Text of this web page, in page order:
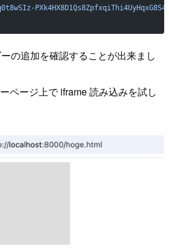
の追加を確認することが出来まし
ページ上で iframe 読み込みを試し